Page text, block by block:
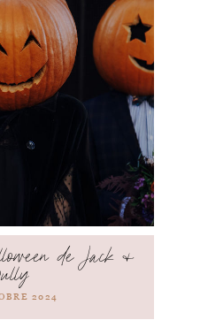
de Jack &
2024